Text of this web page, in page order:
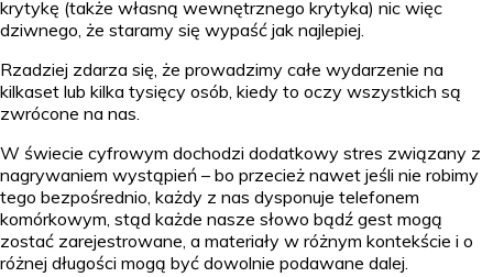
krytykę (także własną wewnętrznego krytyka) nic więc
dziwnego, że staramy się wypaść jak najlepiej.
Rzadziej zdarza się, że prowadzimy całe wydarzenie na
kilkaset lub kilka tysięcy osób, kiedy to oczy wszystkich są
zwrócone na nas.
W świecie cyfrowym dochodzi dodatkowy stres związany z
nagrywaniem wystąpień – bo przecież nawet jeśli nie robimy
tego bezpośrednio, każdy z nas dysponuje telefonem
komórkowym, stąd każde nasze słowo bądź gest mogą
zostać zarejestrowane, a materiały w różnym kontekście i o
różnej długości mogą być dowolnie podawane dalej.